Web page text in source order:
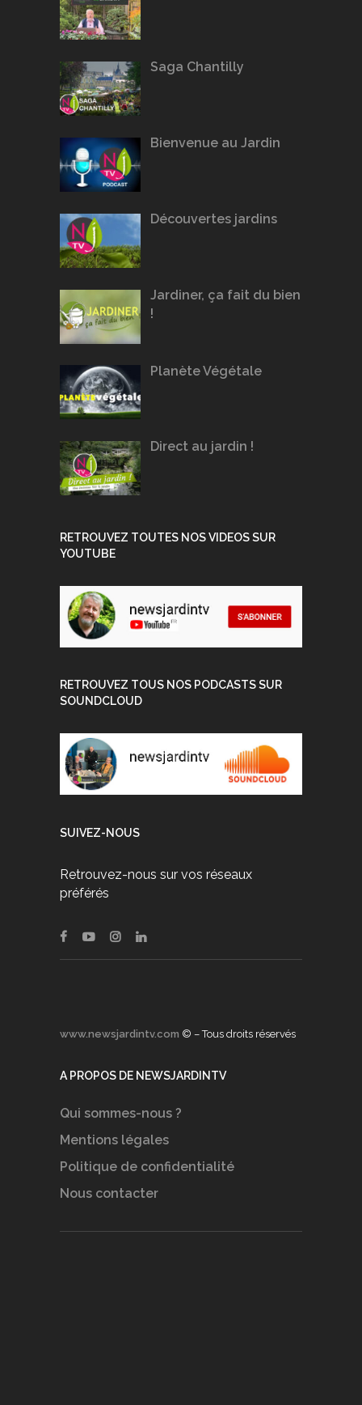
Saga Chantilly
Bienvenue au Jardin
Découvertes jardins
Jardiner, ça fait du bien
!
Planète Végétale
Direct au jardin !
RETROUVEZ TOUTES NOS VIDEOS SUR
YOUTUBE
RETROUVEZ TOUS NOS PODCASTS SUR
SOUNDCLOUD
SUIVEZ-NOUS
Retrouvez-nous sur vos réseaux
préférés
www.newsjardintv.com © – Tous droits réservés
A PROPOS DE NEWSJARDINTV
Qui sommes-nous ?
Mentions légales
Politique de confidentialité
Nous contacter